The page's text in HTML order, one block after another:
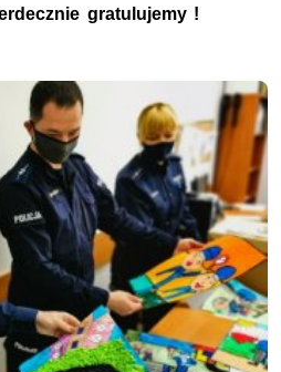
gratulujemy !